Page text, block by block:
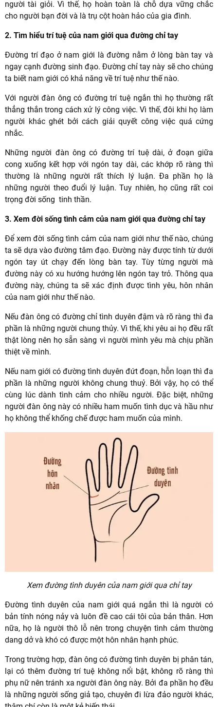
người tài giỏi. Vì thế, họ hoàn toàn là chỗ dựa vững chắc
cho người bạn đời và là trụ cột hoàn hảo của gia đình.
2. Tìm hiểu trí tuệ của nam giới qua đường chỉ tay
Đường trí đạo ở nam giới là đường nằm ở lòng bàn tay và
ngay cạnh đường sinh đạo. Đường chỉ tay này sẽ cho chúng
ta biết nam giới có khả năng về trí tuệ như thế nào.
Với người đàn ông có đường trí tuệ ngắn thì họ thường rất
thẳng thắn trong cách xử lý công việc. Vì thế, đôi khi họ làm
người khác ghét bởi cách giải quyết công việc quá cứng
nhắc.
Những người đàn ông có đường trí tuệ dài, ở đoạn giữa
cong xuống kết hợp với ngón tay dài, các khớp rõ ràng thì
thường là những người rất thích lý luận. Đa phần họ là
những người theo đuổi lý luận. Tuy nhiên, họ cũng rất coi
trọng đời sống tinh thần.
3. Xem đời sống tình cảm của nam giới qua đường chỉ tay
Để xem đời sống tình cảm của nam giới như thế nào, chúng
ta sẽ dựa vào đường tâm đạo. Đường này được tính từ dưới
ngón tay út chạy đến lòng bàn tay. Tùy từng người mà
đường này có xu hướng hướng lên ngón tay trỏ. Thông qua
đường này, chúng ta sẽ xác định được tình yêu, hôn nhân
của nam giới như thế nào.
Nếu đàn ông có đường chỉ tình duyên đậm và rõ ràng thì đa
phần là những người chung thủy. Vì thế, khi yêu ai họ đều rất
thật lòng nên họ sẵn sàng vì người mình yêu mà chịu phần
thiệt về mình.
Nếu nam giới có đường tình duyên đứt đoạn, hỗn loạn thì đa
phần là những người không chung thuỷ. Bởi vậy, họ có thể
cùng lúc dành tình cảm cho nhiều người. Đặc biệt, những
người đàn ông này có nhiều ham muốn tình dục và hầu như
họ không thể khống chế được ham muốn của mình.
Xem đường tình duyên của nam giới qua chỉ tay
Đường tình duyên của nam giới quá ngắn thì là người có
bản tính nóng nảy và luôn đề cao cái tôi của bản thân. Hơn
nữa, họ là người thô lỗ nên trong chuyện tình cảm thường
dang dở và khó có được một hôn nhân hạnh phúc.
Trong trường hợp, đàn ông có đường tình duyên bị phân tán,
lại có thêm đường trí tuệ không nổi bật, không rõ ràng thì
phụ nữ nên tránh xa người đàn ông này. Bởi đa phần họ đều
là những người sống giả tạo, chuyên đi lừa đảo người khác,